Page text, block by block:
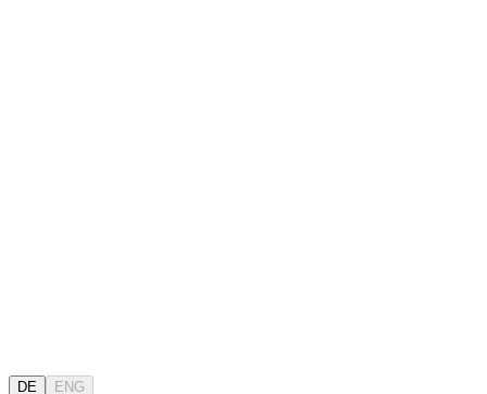
DE ENG